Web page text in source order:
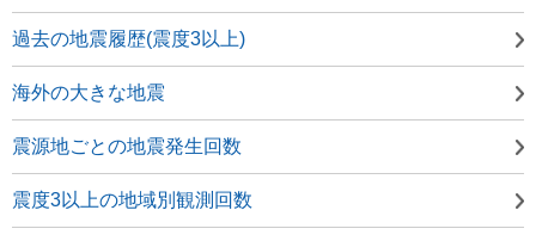
過去の地震履歴(震度3以上)
海外の大きな地震
震源地ごとの地震発生回数
震度3以上の地域別観測回数